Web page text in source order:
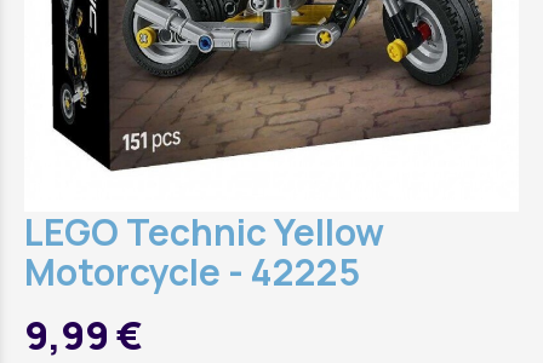
LEGO Technic Yellow
Motorcycle - 42225
9,99 €